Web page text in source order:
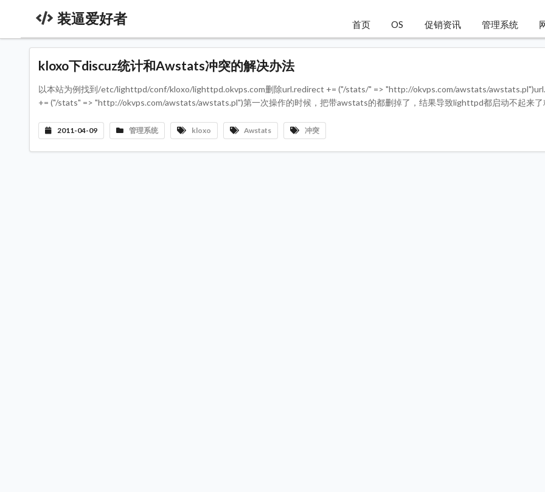
装逼爱好者 首页 OS 促销资讯 管理系统
kloxo下discuz统计和Awstats冲突的解决办法
以本站为例找到/etc/lighttpd/conf/kloxo/lighttpd.okvps.com删除url.redirect += ("/stats/" => "http://okvps.com/awstats/
+= ("/stats" => "http://okvps.com/awstats/awstats.pl")第一次操作的时候，把带awstats的都删掉了，结果导致lighttpd都启动不起来了
2011-04-09 管理系统 kloxo Awstats 冲突